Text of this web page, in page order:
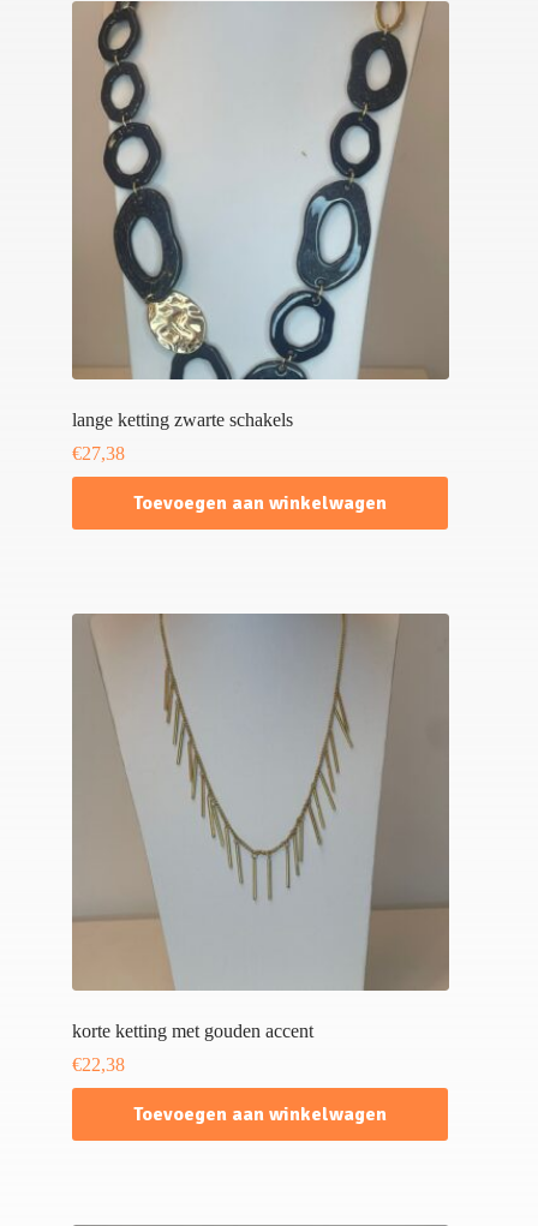
lange ketting zwarte schakels
€27,38
Toevoegen aan winkelwagen
korte ketting met gouden accent
€22,38
Toevoegen aan winkelwagen